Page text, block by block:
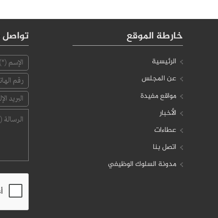
خارطة الموقع
الرئيسية
عن المجلس
مواقع مفيدة
الأخبار
عطاءات
اتصل بنا
مدونة السلوك الوظيفي
تواصل